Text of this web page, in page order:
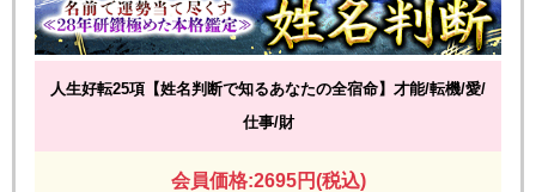
人生好転25項【姓名判断で知るあなたの全宿命】才能/転機/愛/
仕事/財
会員価格:2695円(税込)